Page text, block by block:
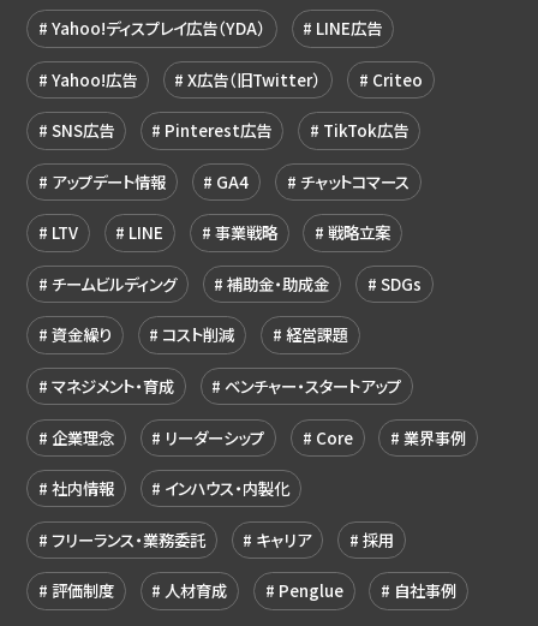
Yahoo!ディスプレイ広告（YDA） LINE広告
Yahoo!広告 X広告（旧Twitter） Criteo
SNS広告 Pinterest広告 TikTok広告
アップデート情報 GA4 チャットコマース
LTV LINE 事業戦略 戦略立案
チームビルディング 補助金・助成金 SDGs
資金繰り コスト削減 経営課題
マネジメント・育成 ベンチャー・スタートアップ
企業理念 リーダーシップ Core 業界事例
社内情報 インハウス・内製化
フリーランス・業務委託 キャリア 採用
評価制度 人材育成 Penglue 自社事例